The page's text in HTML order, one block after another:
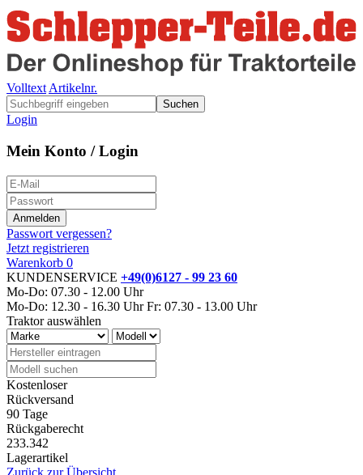
Volltext Artikelnr.
Suchen
Login
Mein Konto / Login
Passwort vergessen?
Jetzt registrieren
Warenkorb 0
KUNDENSERVICE +49(0)6127 - 99 23 60
Mo-Do: 07.30 - 12.00 Uhr
Mo-Do: 12.30 - 16.30 Uhr Fr: 07.30 - 13.00 Uhr
Traktor auswählen
Kostenloser
Rückversand
90 Tage
Rückgaberecht
233.342
Lagerartikel
Zurück zur Übersicht